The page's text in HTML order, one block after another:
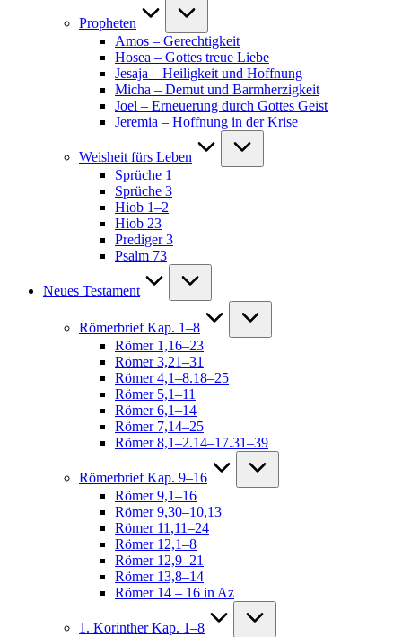
Propheten
Amos – Gerechtigkeit
Hosea – Gottes treue Liebe
Jesaja – Heiligkeit und Hoffnung
Micha – Demut und Barmherzigkeit
Joel – Erneuerung durch Gottes Geist
Jeremia – Hoffnung in der Krise
Weisheit fürs Leben
Sprüche 1
Sprüche 3
Hiob 1–2
Hiob 23
Prediger 3
Psalm 73
Neues Testament
Römerbrief Kap. 1–8
Römer 1,16–23
Römer 3,21–31
Römer 4,1–8.18–25
Römer 5,1–11
Römer 6,1–14
Römer 7,14–25
Römer 8,1–2.14–17.31–39
Römerbrief Kap. 9–16
Römer 9,1–16
Römer 9,30–10,13
Römer 11,11–24
Römer 12,1–8
Römer 12,9–21
Römer 13,8–14
Römer 14 – 16 in Az
1. Korinther Kap. 1–8